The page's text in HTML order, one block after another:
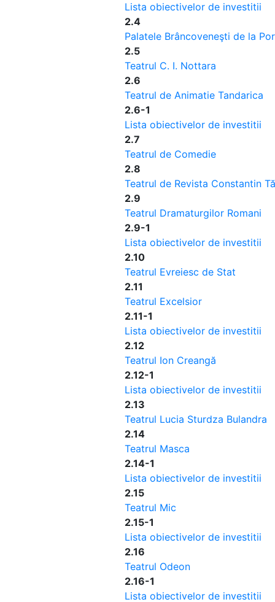
Lista obiectivelor de investitii
2.4
Palatele Brâncoveneşti de la
2.5
Teatrul C. I. Nottara
2.6
Teatrul de Animatie Tandarica
2.6-1
Lista obiectivelor de investitii
2.7
Teatrul de Comedie
2.8
Teatrul de Revista Constantin
2.9
Teatrul Dramaturgilor Romani
2.9-1
Lista obiectivelor de investitii
2.10
Teatrul Evreiesc de Stat
2.11
Teatrul Excelsior
2.11-1
Lista obiectivelor de investitii
2.12
Teatrul Ion Creangă
2.12-1
Lista obiectivelor de investitii
2.13
Teatrul Lucia Sturdza Bulandra
2.14
Teatrul Masca
2.14-1
Lista obiectivelor de investitii
2.15
Teatrul Mic
2.15-1
Lista obiectivelor de investitii
2.16
Teatrul Odeon
2.16-1
Lista obiectivelor de investitii